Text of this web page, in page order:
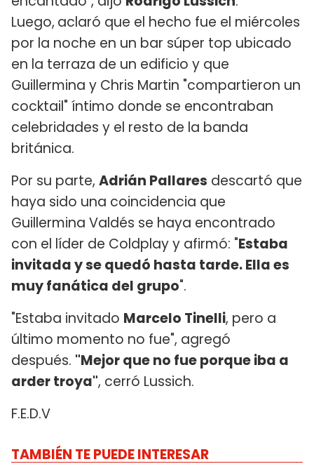
Luego, aclaró que el hecho fue el miércoles
por la noche en un bar súper top ubicado
en la terraza de un edificio y que
Guillermina y Chris Martin "compartieron un
cocktail" íntimo donde se encontraban
celebridades y el resto de la banda
británica.
Por su parte, Adrián Pallares descartó que
haya sido una coincidencia que
Guillermina Valdés se haya encontrado
con el líder de Coldplay y afirmó: "Estaba
invitada y se quedó hasta tarde. Ella es
muy fanática del grupo".
"Estaba invitado Marcelo Tinelli, pero a
último momento no fue", agregó
después. "Mejor que no fue porque iba a
arder troya", cerró Lussich.
F.E.D.V
TAMBIÉN TE PUEDE INTERESAR